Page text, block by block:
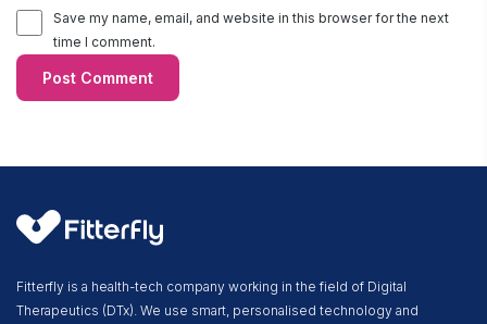
Save my name, email, and website in this browser for the next
time I comment.
Fitterfly is a health-tech company working in the field of Digital
Therapeutics (DTx). We use smart, personalised technology and